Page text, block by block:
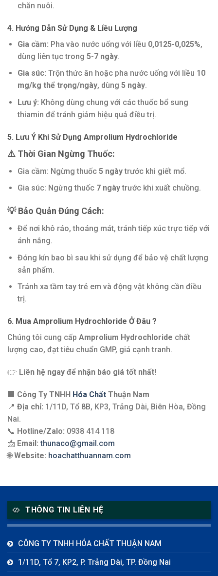
chăn nuôi.
4. Hướng Dẫn Sử Dụng & Liều Lượng
Gia cầm: Pha vào nước uống với liều 0,0125-0,025%,
dùng liên tục trong 5-7 ngày.
Gia súc: Trộn thức ăn hoặc pha nước uống với liều 10
mg/kg thể trọng/ngày, dùng 5 ngày.
Lưu ý: Không dùng chung với các thuốc bổ sung
thiamin để tránh giảm hiệu quả điều trị.
5. Lưu Ý Khi Sử Dụng Amprolium Hydrochloride
⚠️ Thời Gian Ngừng Thuốc:
Gia cầm: Ngừng thuốc 5 ngàytrước khi giết mổ.
Gia súc: Ngừng thuốc 7 ngàytrước khi xuất chuồng.
💡 Bảo Quản Đúng Cách:
Để nơi khô ráo, thoáng mát, tránh tiếp xúc trực tiếp với
ánh nắng.
Đóng kín bao bì sau khi sử dụng để bảo vệ chất lượng
sản phẩm.
Tránh xa tầm tay trẻ em và động vật không cần điều
trị.
6. Mua Amprolium Hydrochloride Ở Đâu ?
Chúng tôi cung cấp Amprolium Hydrochloride chất
lượng cao, đạt tiêu chuẩn GMP, giá cạnh tranh.
👉 Liên hệ ngay để nhận báo giá tốt nhất!
🏢 Công Ty TNHH Hóa Chất Thuận Nam
📍 Địa chỉ: 1/11D, Tổ 8B, KP3, Trảng Dài, Biên Hòa, Đồng
Nai.
📞 Hotline/Zalo: 0938 414 118
📩 Email: thunaco@gmail.com
🌐Website: hoachatthuannam.com
THÔNG TIN LIÊN HỆ
CÔNG TY TNHH HÓA CHẤT THUẬN NAM
1/11D, Tổ 7, KP2, P. Trảng Dài, TP. Đồng Nai